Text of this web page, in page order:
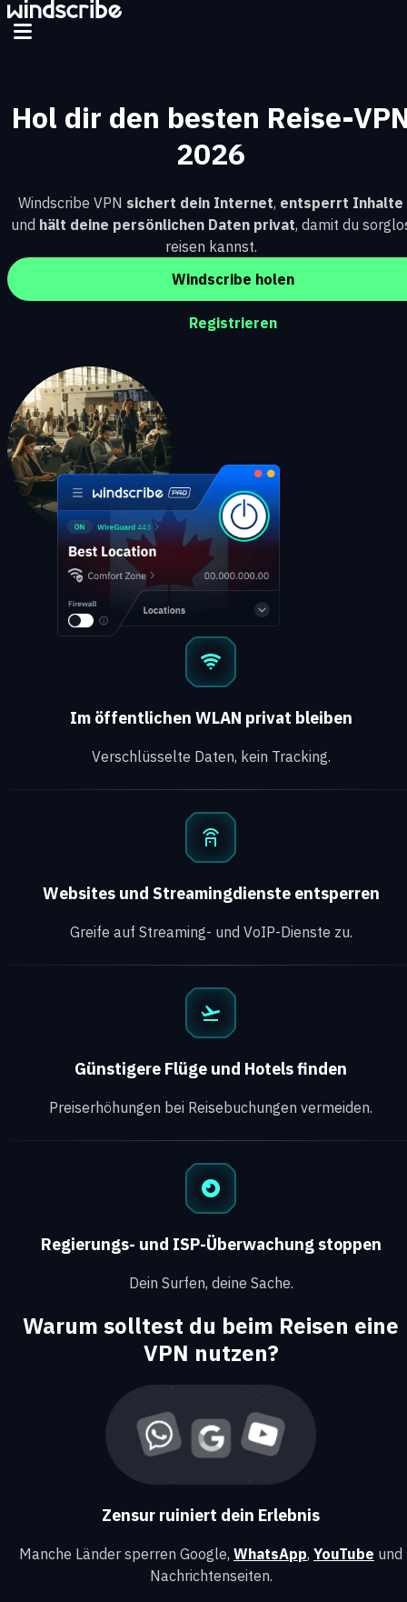
Zum Hauptinhalt springen
Hol dir den besten Reise-
2026
Windscribe VPN sichert dein Internet, entsperrt Inhalte
und hält deine persönlichen Daten privat, damit du
reisen kannst.
Windscribe holen
Registrieren
Im öffentlichen WLAN privat bleiben
Verschlüsselte Daten, kein Tracking.
Websites und Streamingdienste entsperren
Greife auf Streaming- und VoIP-Dienste zu.
Günstigere Flüge und Hotels finden
Preiserhöhungen bei Reisebuchungen vermeiden.
Regierungs- und ISP-Überwachung stoppen
Dein Surfen, deine Sache.
Warum solltest du beim Reisen eine
VPN nutzen?
Zensur ruiniert dein Erlebnis
Manche Länder sperren Google, WhatsApp, YouTube und
Nachrichtenseiten.